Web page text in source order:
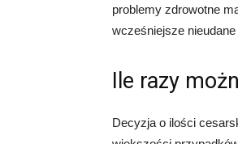
problemy zdrowotne
wcześniejsze
Ile razy
Decyzja o ilości